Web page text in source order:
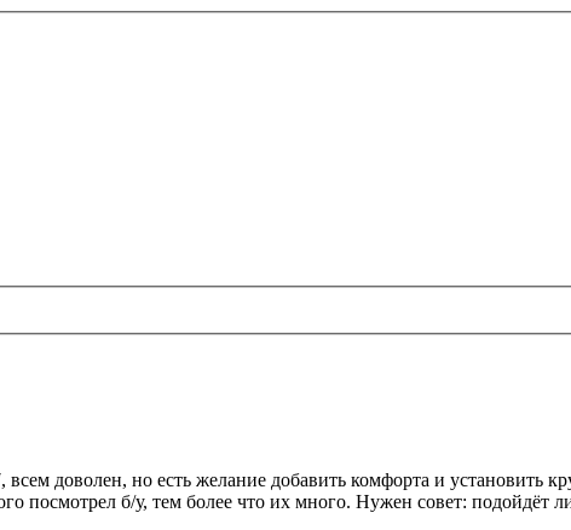
доволен, но есть желание добавить комфорта и установить
посмотрел б/у, тем более что их много. Нужен совет: подойдёт